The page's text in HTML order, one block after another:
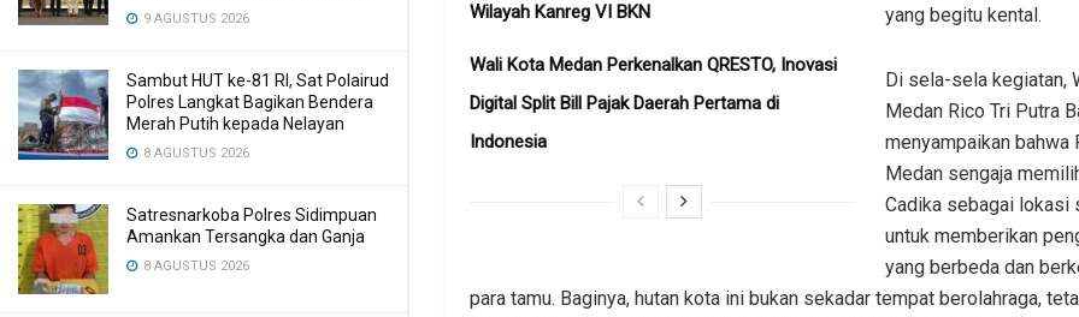
9 AGUSTUS 2026
Sambut HUT ke-81 RI, Sat Polairud
Polres Langkat Bagikan Bendera
Merah Putih kepada Nelayan
8 AGUSTUS 2026
Satresnarkoba Polres Sidimpuan
Amankan Tersangka dan Ganja
8 AGUSTUS 2026
Wilayah Kanreg VI BKN
Wali Kota Medan Perkenalkan QRESTO, Inovasi
Digital Split Bill Pajak Daerah Pertama di
Indonesia
yang begitu kental.
​Di sela-sela kegiatan,
Medan Rico Tri Putra
menyampaikan bahwa
Medan sengaja
Cadika sebagai lokasi
untuk memberikan
yang berbeda dan
para tamu. Baginya, hutan kota ini bukan sekadar tempat berolahraga,